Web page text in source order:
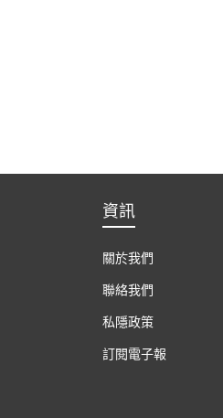
資訊
關於我們
聯絡我們
私隱政策
訂閱電子報